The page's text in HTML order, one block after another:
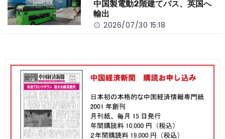
中国製電動2階建てバス、英国へ
輸出
2026/07/30 15:18